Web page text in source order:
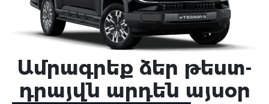
Ամրագրեք ձեր թեստ-
դրայվն արդեն այսօր